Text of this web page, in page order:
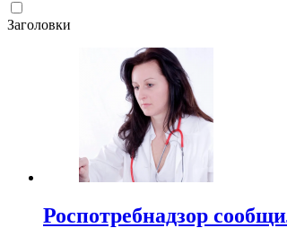
Заголовки
Роспотребнадзор